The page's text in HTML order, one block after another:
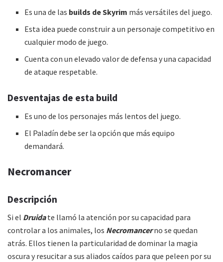
Es una de las builds de Skyrim más versátiles del juego.
Esta idea puede construir a un personaje competitivo en
cualquier modo de juego.
Cuenta con un elevado valor de defensa y una capacidad
de ataque respetable.
Desventajas de esta build
Es uno de los personajes más lentos del juego.
El Paladín debe ser la opción que más equipo
demandará.
Necromancer
Descripción
Si el Druidate llamó la atención por su capacidad para
controlar a los animales, los Necromancerno se quedan
atrás. Ellos tienen la particularidad de dominar la magia
oscura y resucitar a sus aliados caídos para que peleen por su